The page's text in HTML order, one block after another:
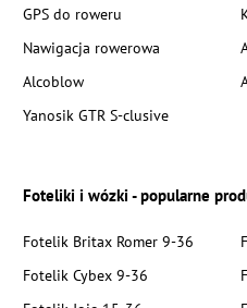
GPS do roweru
Nawigacja rowerowa
Alcoblow
Yanosik GTR S-clusive
Foteliki i wózki - popularne
Fotelik Britax Romer 9-36
Fotelik Cybex 9-36